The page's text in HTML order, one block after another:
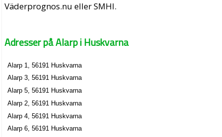
Väderprognos.nu eller SMHI.
Adresser på Alarp i Huskvarna
Alarp 1, 56191 Huskvarna
Alarp 3, 56191 Huskvarna
Alarp 5, 56191 Huskvarna
Alarp 2, 56191 Huskvarna
Alarp 4, 56191 Huskvarna
Alarp 6, 56191 Huskvarna